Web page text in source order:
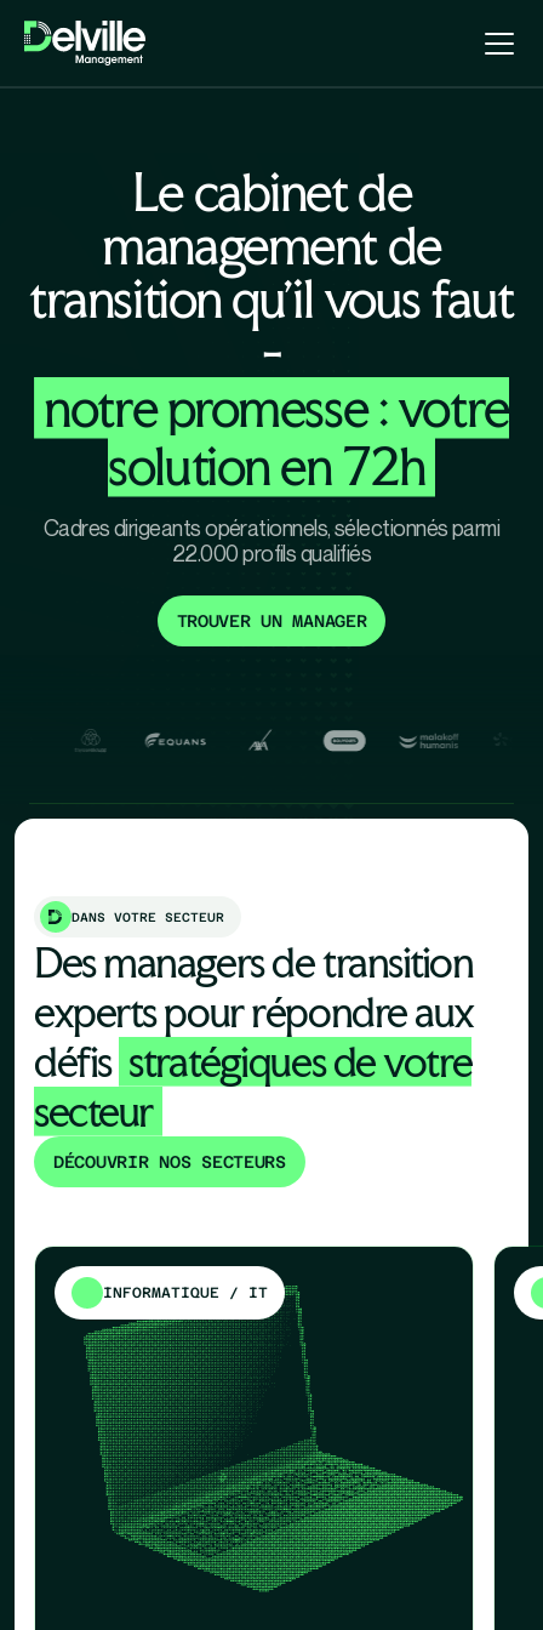
Le cabinet de
management de
transition qu'il vous faut
-
notre promesse : votre
solution en 72h
Cadres dirigeants opérationnels, sélectionnés parmi
22.000 profils qualifiés
TROUVER UN MANAGER
DANS VOTRE SECTEUR
Des managers de transition
experts pour répondre aux
défis stratégiques de votre
secteur
DÉCOUVRIR NOS SECTEURS
INFORMATIQUE / IT